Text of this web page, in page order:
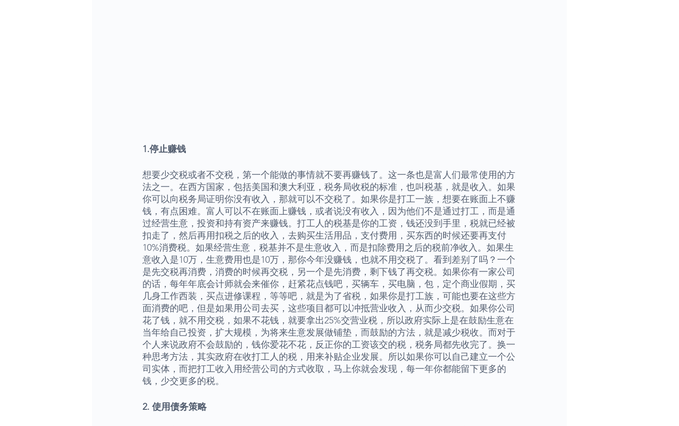
1.停止赚钱
想要少交税或者不交税，第一个能做的事情就不要再赚钱了。这一条也是富人们最常使用的方
法之一。在西方国家，包括美国和澳大利亚，税务局收税的标准，也叫税基，就是收入。如果
你可以向税务局证明你没有收入，那就可以不交税了。如果你是打工一族，想要在账面上不赚
钱，有点困难。富人可以不在账面上赚钱，或者说没有收入，因为他们不是通过打工，而是通
过经营生意，投资和持有资产来赚钱。打工人的税基是你的工资，钱还没到手里，税就已经被
扣走了，然后再用扣税之后的收入，去购买生活用品，支付费用，买东西的时候还要再支付
10%消费税。如果经营生意，税基并不是生意收入，而是扣除费用之后的税前净收入。如果生
意收入是10万，生意费用也是10万，那你今年没赚钱，也就不用交税了。看到差别了吗？一个
是先交税再消费，消费的时候再交税，另一个是先消费，剩下钱了再交税。如果你有一家公司
的话，每年年底会计师就会来催你，赶紧花点钱吧，买辆车，买电脑，包，定个商业假期，买
几身工作西装，买点进修课程，等等吧，就是为了省税，如果你是打工族，可能也要在这些方
面消费的吧，但是如果用公司去买，这些项目都可以冲抵营业收入，从而少交税。如果你公司
花了钱，就不用交税，如果不花钱，就要拿出25%交营业税，所以政府实际上是在鼓励生意在
当年给自己投资，扩大规模，为将来生意发展做铺垫，而鼓励的方法，就是减少税收。而对于
个人来说政府不会鼓励的，钱你爱花不花，反正你的工资该交的税，税务局都先收完了。换一
种思考方法，其实政府在收打工人的税，用来补贴企业发展。所以如果你可以自己建立一个公
司实体，而把打工收入用经营公司的方式收取，马上你就会发现，每一年你都能留下更多的
钱，少交更多的税。
2. 使用债务策略